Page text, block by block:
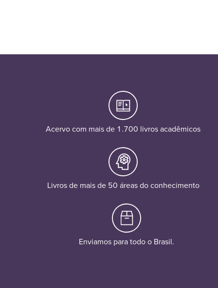
Acervo com mais de 1.700 livros acadêmicos
Livros de mais de 50 áreas do conhecimento
Enviamos para todo o Brasil.